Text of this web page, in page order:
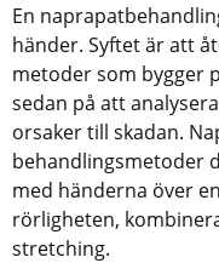
En
händer. Syftet är att
metoder som bygger
sedan på att
orsaker till skadan.
behandlingsmetoder
med händerna över
rörligheten,
stretching.